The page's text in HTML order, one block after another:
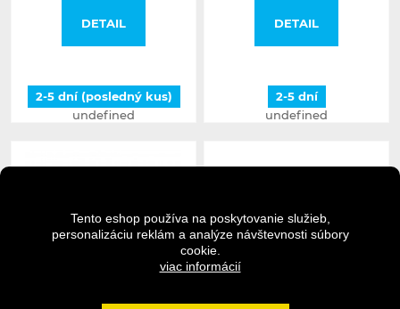
Tento eshop používa na poskytovanie služieb,
personalizáciu reklám a analýze návštevnosti súbory
cookie.
viac informácií
DETAIL
2-5 dní (posledný kus)
undefined
DETAIL
2-5 dní
undefined